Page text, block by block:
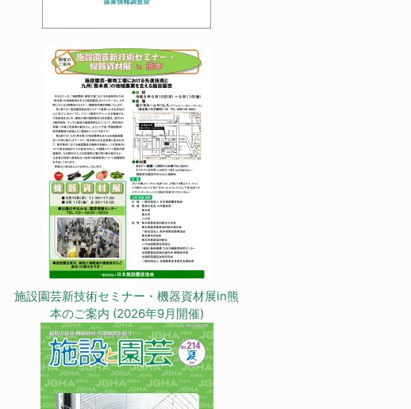
施設園芸新技術セミナー・機器資材展in熊
本のご案内 (2026年9月開催)